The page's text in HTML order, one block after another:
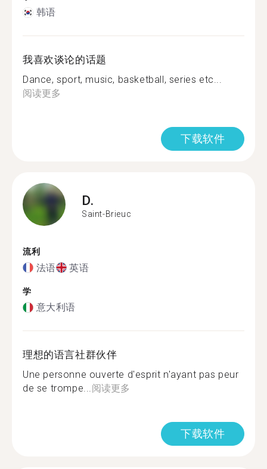
韩语
我喜欢谈论的话题
Dance, sport, music, basketball, series etc...
阅读更多
下载软件
D.
Saint-Brieuc
流利
法语 英语
学
意大利语
理想的语言社群伙伴
Une personne ouverte d'esprit n'ayant pas peur
de se trompe...阅读更多
下载软件